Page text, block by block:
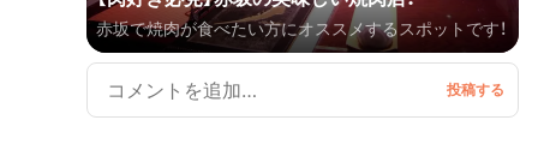
赤坂で焼肉が食べたい方にオススメするスポットです！